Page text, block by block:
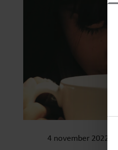
4 november 2022